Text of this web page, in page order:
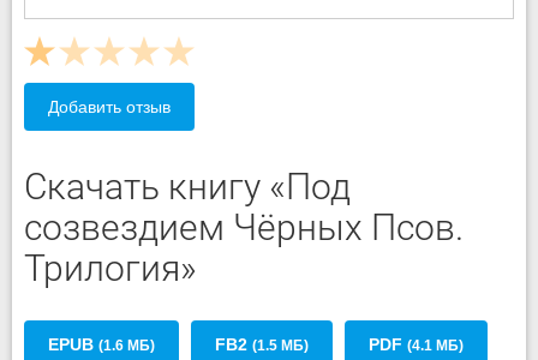
Добавить отзыв
Скачать книгу «Под
созвездием Чёрных Псов.
Трилогия»
EPUB (1.6 МБ) FB2 (1.5 МБ) PDF (4.1 МБ)